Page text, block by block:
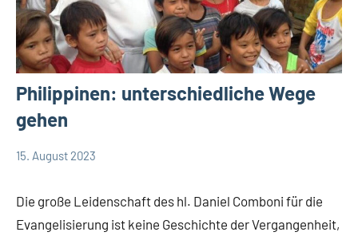
Philippinen: unterschiedliche Wege
gehen
15. August 2023
Andrea
Die große Leidenschaft des hl. Daniel Comboni für die
Evangelisierung ist keine Geschichte der Vergangenheit,